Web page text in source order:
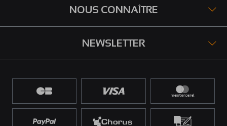
NOUS CONNAÎTRE
NEWSLETTER